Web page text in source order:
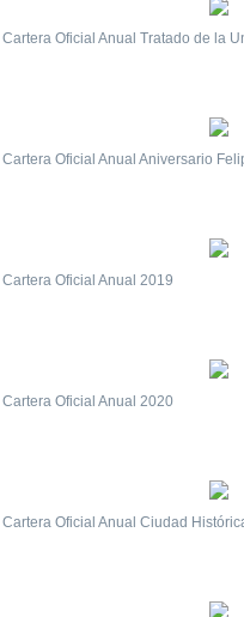
Cartera Oficial Anual Tratado de la
Cartera Oficial Anual Aniversario
Cartera Oficial Anual 2019
Cartera Oficial Anual 2020
Cartera Oficial Anual Ciudad